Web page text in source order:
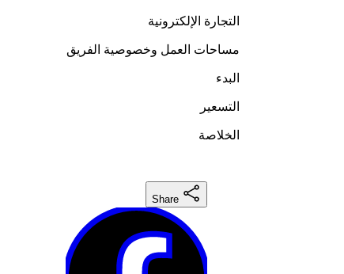
التجارة الإلكترونية
مساحات العمل وخصوصية الفريق
البدء
التسعير
الخلاصة